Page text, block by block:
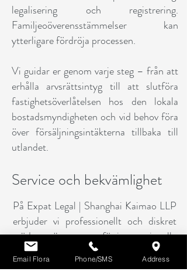
legalisering och registrering.
Familjeoöverensstämmelser kan
ytterligare fördröja processen.
Vi guidar er genom varje steg – från att
erhålla arvsrättsintyg till att slutföra
fastighetsöverlåtelsen hos den lokala
bostadsmyndigheten och vid behov föra
över försäljningsintäkterna tillbaka till
utlandet.
Service och bekvämlighet
På Expat Legal | Shanghai Kaimao LLP
erbjuder vi professionellt och diskret
stöd som är anpassat för internationella
klienter. Vårt tvåspråkiga team sköter
allt juridiskt arbete i Kina så att ni kan
Email Flora Phone/SMS Address